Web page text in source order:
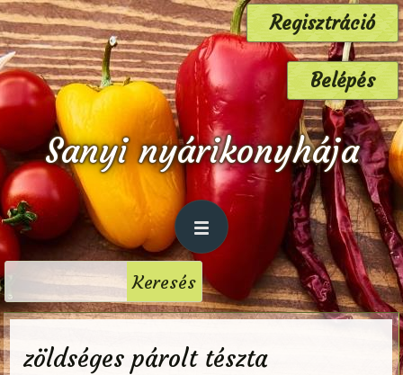
Regisztráció
Belépés
Sanyi nyárikonyhája
zöldséges párolt tészta